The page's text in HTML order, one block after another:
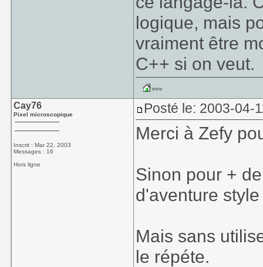
logique, mais
vraiment être
C++ si on veut.
Cay76
Pixel microscopique
Inscrit : Mar 22, 2003
Messages : 16
Hors ligne
Posté le: 2003-04-
Merci à Zefy
Sinon pour +
d'aventure
Mais sans
le répéte.